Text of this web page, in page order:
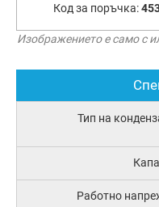
Код за поръчка:
Изображението е само с
Тип на
Работно